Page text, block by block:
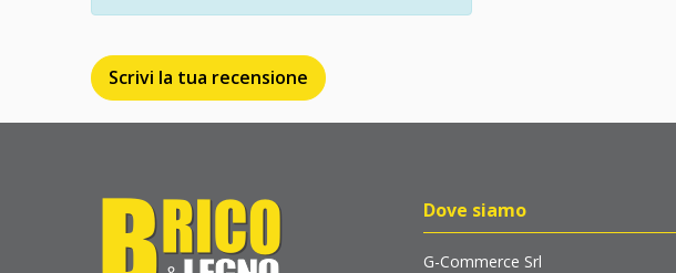
Scrivi la tua recensione
Dove siamo
G-Commerce Srl